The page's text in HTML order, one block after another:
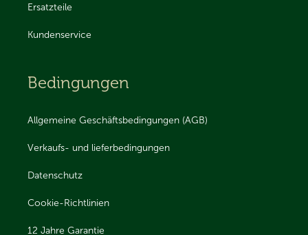
Ersatzteile
Kundenservice
Bedingungen
Allgemeine Geschäftsbedingungen (AGB)
Verkaufs- und lieferbedingungen
Datenschutz
Cookie-Richtlinien
12 Jahre Garantie